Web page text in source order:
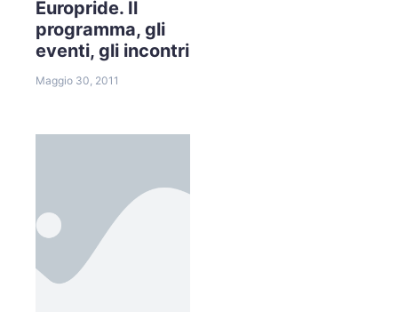
Europride. Il
programma, gli
eventi, gli incontri
Maggio 30, 2011